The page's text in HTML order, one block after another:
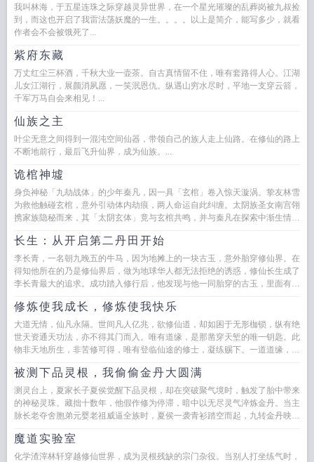
我叫林海，于五星连珠之际穿越灵异世界，在一个星光璀璨的乱葬岗被九叔捡
到，而这也开启了我雷法荡妖魔的一生。。。。以上是简介，能写多少，就看
作者会不会被饿死了...
紫府东藏
万丈红尘三杯酒，千秋大业一壶茶。自古真情留不住，唯有套路得人心。江湖
儿女江湖行，展颜消夙愿，一笑泯恩仇。纵遇山穷水尽时，平地一支穿云箭，
千军万马自会来相见！...
仙族之主
叶尘无意之间得到一混沌空间仙器，带领自己的族人走上仙路。在修仙的路上
不断地前行，最后飞升仙界，成为仙族。...
诡棺神墟
身负神秘「九劫战体」的少年秦凡，因一具「玄棺」卷入惊天漩涡。挚友林雪
为救他触碰玄棺，意外引动体内劫痕，两人命运自此纠缠。太阴族圣女南宫翎
携家族隐秘而来，其「太阴玄体」竟与玄棺共鸣，并与秦凡在探索中渐生情
长生：从开启第二丹田开始
李长青，一名朝九晚五的牛马，因为地摊上的一块古玉，意外胎穿修仙界。在
得知他所在的乃是修仙界后，做为地球华人都无法拒绝的诱惑，修仙长生成了
李长青最大的追求。成功踏入修行后，他发现与他一同胎穿的古玉，里面有一
修炼使我成长，修炼使我快乐
大道无情，仙凡永隔。世间凡人亿兆，欲修仙道，却如困于无形枷锁，纵有绝
世天资通天功法，亦不得其门而入。唯有道缘，是那凿穿天堑的唯一钥匙。此
物非天地所生，非苦修可得，唯有登临仙途的修士，凝练赐下。一道道缘，便
被测下品灵根，我偷偷金丹大圆满
测灵台上，夏家长子夏侯觉醒下品灵根，却在突破聚气境时，触发了胎中带来
的神秘灵珠。藏拙十数年，他假作修为停滞，暗中以无尽灵气淬炼金丹。当主
脉长老夺舍胞弟元婴老祖威逼全族时，夏侯一袭青衫踏空而起，九转金丹映照
魔道实验室
化学渣滓林轩穿越修仙世界，成为灵根残缺的宗门杂役。当别人打坐练气时，